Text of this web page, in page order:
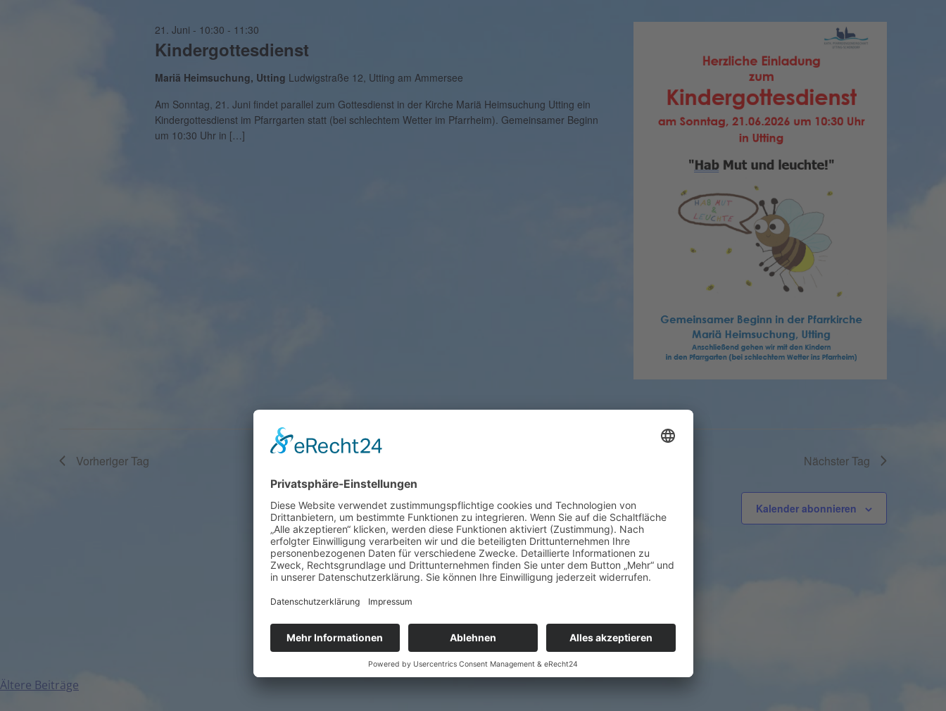
Kindergottesdienst
21. Juni - 10:30 - 11:30
Mariä Heimsuchung, Utting Ludwigstraße 12, Utting am Ammersee
Am Sonntag, 21. Juni findet parallel zum Gottesdienst in der Kirche Mariä Heimsuchung Utting ein
Kindergottesdienst im Pfarrgarten statt (bei schlechtem Wetter im Pfarrheim). Gemeinsamer Beginn
um 10:30 Uhr in […]
Vorheriger Tag Nächster Tag
Kalender abonnieren
Ältere Beiträge